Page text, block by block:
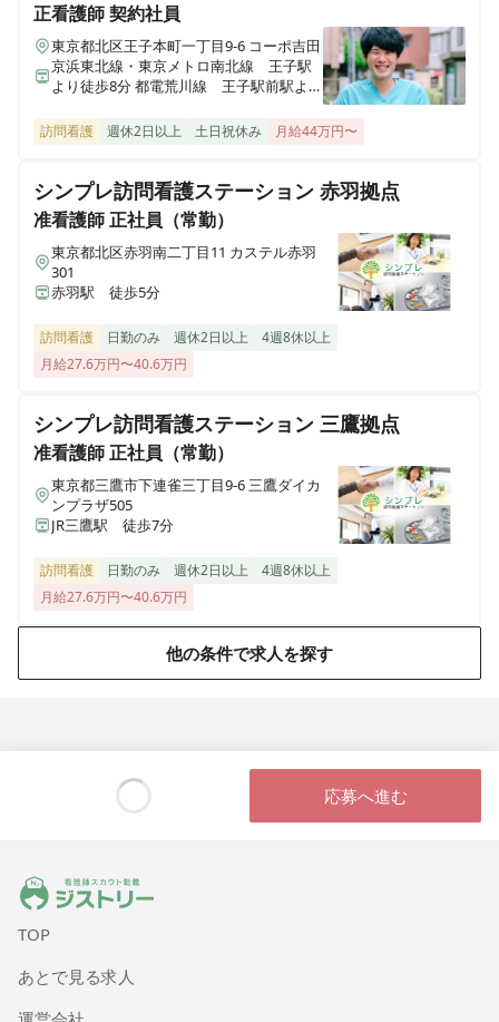
正看護師契約社員
東京都北区王子本町一丁目9-6 コーポ吉田
京浜東北線・東京メトロ南北線 王子駅
より徒歩8分 都電荒川線 王子駅前駅より
訪問看護 週休2日以上 土日祝休み 月給44万円〜
シンプレ訪問看護ステーション 赤羽拠点
准看護師正社員（常勤）
東京都北区赤羽南二丁目11 カステル赤羽
301
赤羽駅 徒歩5分
訪問看護 日勤のみ 週休2日以上
4週8休以上
月給27.6万円〜40.6万円
シンプレ訪問看護ステーション 三鷹拠点
准看護師正社員（常勤）
東京都三鷹市下連雀三丁目9-6 三鷹ダイカ
ンプラザ505
JR三鷹駅 徒歩7分
訪問看護 日勤のみ 週休2日以上
4週8休以上
月給27.6万円〜40.6万円
他の条件で求人を探す
応募へ進む
ジストリー 看護師の転職マッチング
TOP
あとで見る求人